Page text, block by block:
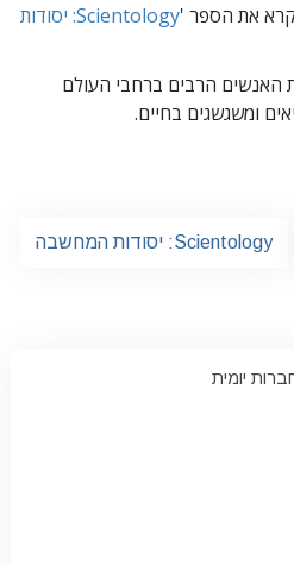
קרא את הספר '
Scientology: יסודות
האנשים הרבים ברחבי העולם
ומשגשגים בחיים.
Scientology: יסודות המחשבה
יומית